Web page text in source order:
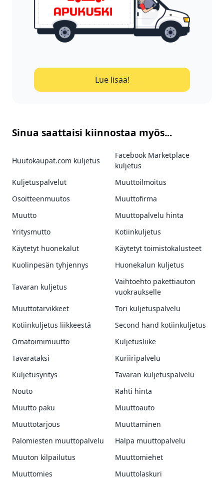
Lue lisää!
Sinua saattaisi kiinnostaa myös...
Huutokaupat.com kuljetus
Facebook Marketplace
kuljetus
Kuljetuspalvelut
Muuttoilmoitus
Osoitteenmuutos
Muuttofirma
Muutto
Muuttopalvelu hinta
Yritysmutto
Kotiinkuljetus
Käytetyt huonekalut
Käytetyt toimistokalusteet
Kuolinpesän tyhjennys
Huonekalun kuljetus
Tavaran kuljetus
Vaihtoehto pakettiauton
vuokraukselle
Muuttotarvikkeet
Tori kuljetuspalvelu
Kotiinkuljetus liikkeestä
Second hand kotiinkuljetus
Omatoimimuutto
Kuljetusliike
Tavarataksi
Kuriiripalvelu
Kuljetusyritys
Tavaran kuljetuspalvelu
Nouto
Rahti hinta
Muutto paku
Muuttoauto
Muuttotarjous
Muuttaminen
Palomiesten muuttopalvelu
Halpa muuttopalvelu
Muuton kilpailutus
Muuttomiehet
Muuttomies
Muuttolaskuri